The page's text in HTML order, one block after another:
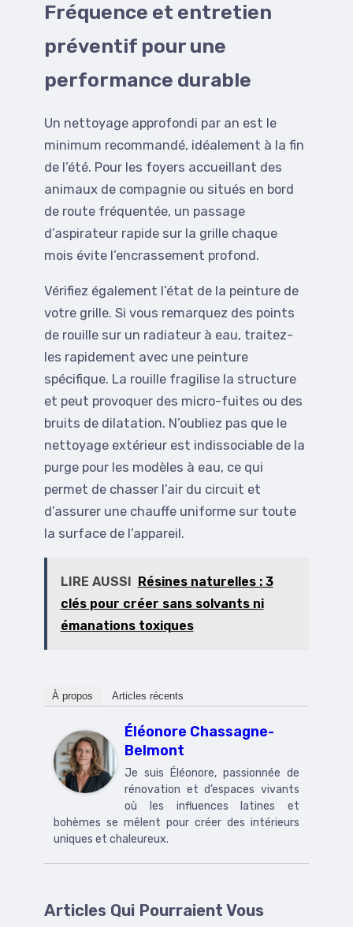
Fréquence et entretien
préventif pour une
performance durable
Un nettoyage approfondi par an est le
minimum recommandé, idéalement à la fin
de l’été. Pour les foyers accueillant des
animaux de compagnie ou situés en bord
de route fréquentée, un passage
d’aspirateur rapide sur la grille chaque
mois évite l’encrassement profond.
Vérifiez également l’état de la peinture de
votre grille. Si vous remarquez des points
de rouille sur un radiateur à eau, traitez-
les rapidement avec une peinture
spécifique. La rouille fragilise la structure
et peut provoquer des micro-fuites ou des
bruits de dilatation. N’oubliez pas que le
nettoyage extérieur est indissociable de la
purge pour les modèles à eau, ce qui
permet de chasser l’air du circuit et
d’assurer une chauffe uniforme sur toute
la surface de l’appareil.
LIRE AUSSI Résines naturelles : 3
clés pour créer sans solvants ni
émanations toxiques
À propos Articles récents
Éléonore Chassagne-
Belmont
Je suis Éléonore, passionnée de
rénovation et d’espaces vivants
où les influences latines et
bohèmes se mêlent pour créer des intérieurs
uniques et chaleureux.
Articles Qui Pourraient Vous